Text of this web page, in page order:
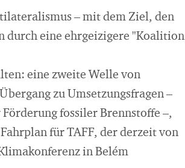
– mit dem Ziel, den
durch eine ehrgeizigere "Koalition
eine zweite Welle von
zu Umsetzungsfragen –
fossiler Brennstoffe –,
für TAFF, der derzeit von
in Belém